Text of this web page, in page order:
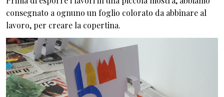
consegnato a ognuno un foglio colorato da abbinare al
lavoro, per creare la copertina.